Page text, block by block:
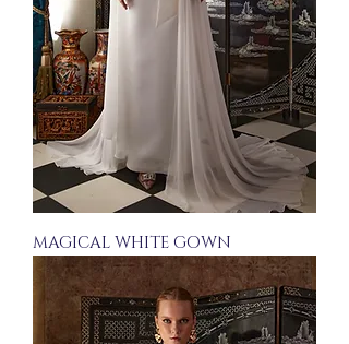
MAGICAL WHITE GOWN